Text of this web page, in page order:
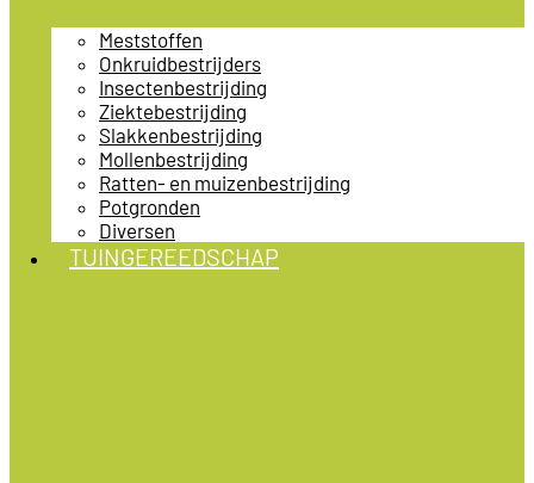
Meststoffen
Onkruidbestrijders
Insectenbestrijding
Ziektebestrijding
Slakkenbestrijding
Mollenbestrijding
Ratten- en muizenbestrijding
Potgronden
Diversen
TUINGEREEDSCHAP